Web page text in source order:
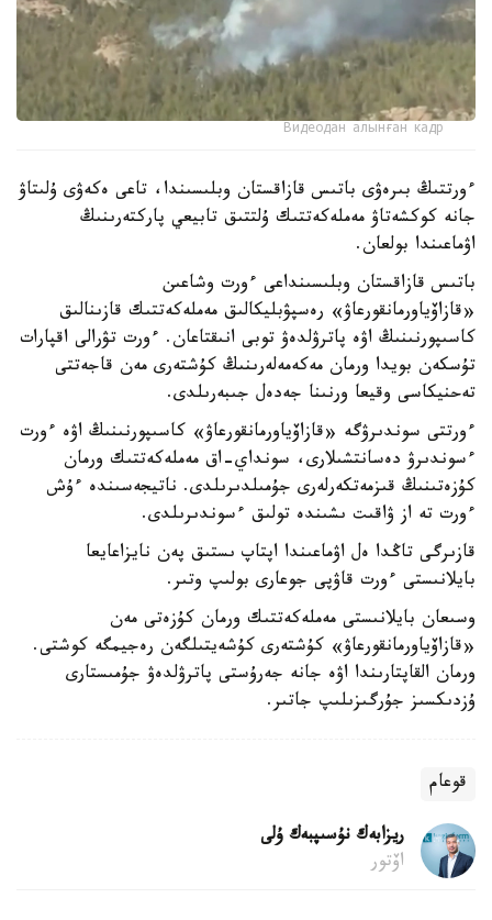
Видеодан алынған кадр
ءورتتىڭ بىرەۋى باتىس قازاقستان وبلىسىندا، تاعى ەكەۋى ۇلىتاۋ
جانە كوكشەتاۋ مەملەكەتتىك ۇلتتىق تابيعي پاركتەرىنىڭ
اۋماعىندا بولعان.
باتىس قازاقستان وبلىسىنداعى ءورت وشاعىن
«قازاۆياورمانقورعاۋ» رەسپۋبليكالىق مەملەكەتتىك قازىنالىق
كاسىپورنىنىڭ اۋە پاترۋلدەۋ توبى انىقتاعان. ءورت تۋرالى اقپارات
تۇسكەن بويدا ورمان مەكەمەلەرىنىڭ كۇشتەرى مەن قاجەتتى
تەحنيكاسى وقيعا ورنىنا جەدەل جىبەرىلدى.
ءورتتى سوندىرۋگە «قازاۆياورمانقورعاۋ» كاسىپورنىنىڭ اۋە ءورت
ءسوندىرۋ دەسانتشىلارى، سونداي-اق مەملەكەتتىك ورمان
كۇزەتىنىڭ قىزمەتكەرلەرى جۇمىلدىرىلدى. ناتيجەسىندە ءۇش
ءورت تە از ۋاقىت ىشىندە تولىق ءسوندىرىلدى.
قازىرگى تاڭدا ەل اۋماعىندا اپتاپ ىستىق پەن نايزاعايعا
بايلانىستى ءورت قاۋپى جوعارى بولىپ وتىر.
وسىعان بايلانىستى مەملەكەتتىك ورمان كۇزەتى مەن
«قازاۆياورمانقورعاۋ» كۇشتەرى كۇشەيتىلگەن رەجيمگە كوشتى.
ورمان القاپتارىندا اۋە جانە جەرۇستى پاترۋلدەۋ جۇمىستارى
ۇزدىكسىز جۇرگىزىلىپ جاتىر.
قوعام
ريزابەك نۇسىپبەك ۇلى
اۆتور